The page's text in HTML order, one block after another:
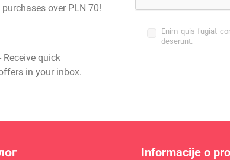
over PLN 70!
quick
in your inbox.
Enim quis fugiat
deserunt.
Informacije o